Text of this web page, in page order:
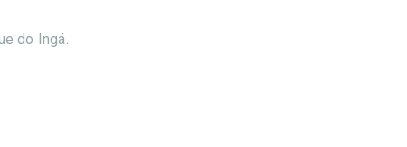
do Ingá.